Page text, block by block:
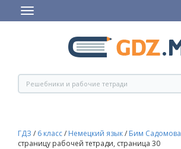
ГДЗ / 6 класс/ Немецкий язык/ Бим Садомова
страницу рабочей тетради, страница 30